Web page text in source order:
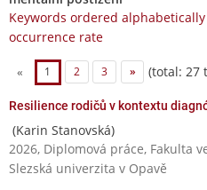
Keywords ordered alphabetically
occurrence rate
« 1 2 3 » (total: 27
Resilience rodičů v kontextu
(Karin Stanovská)
2026, Diplomová práce, Fakulta
Slezská univerzita v Opavě